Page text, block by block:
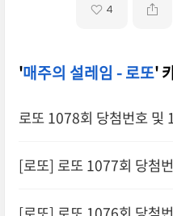
4
'매주의 설레임 - 로또'
로또 1078회 당첨번호 및
[로또] 로또 1077회 당첨